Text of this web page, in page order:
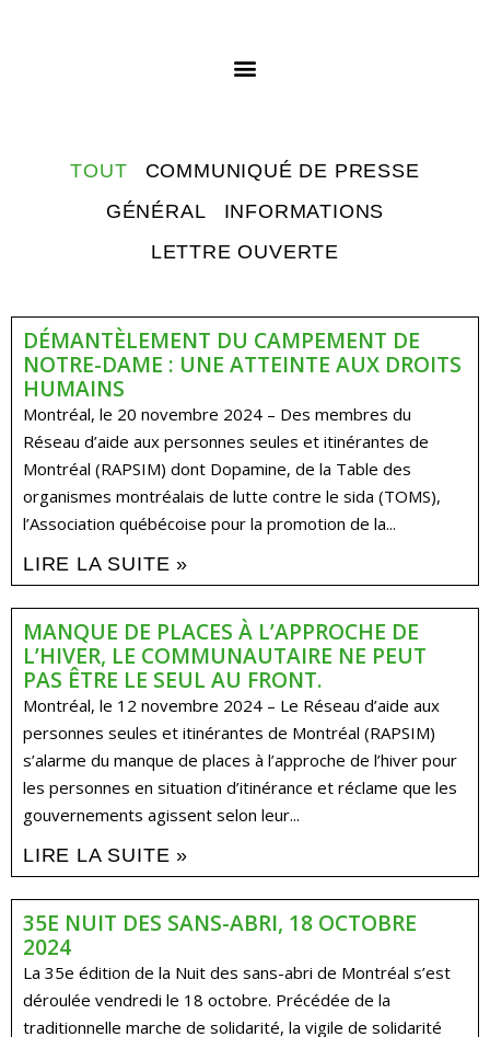
COMMUNIQUÉ DE PRESSE
GÉNÉRAL
INFORMATIONS
LETTRE OUVERTE
TOUT
DÉMANTÈLEMENT DU CAMPEMENT DE
NOTRE-DAME : UNE ATTEINTE AUX DROITS
HUMAINS
Montréal, le 20 novembre 2024 – Des membres du
Réseau d’aide aux personnes seules et itinérantes de
Montréal (RAPSIM) dont Dopamine, de la Table des
organismes montréalais de lutte contre le sida (TOMS),
l’Association québécoise pour la promotion de la...
LIRE LA SUITE »
MANQUE DE PLACES À L’APPROCHE DE
L’HIVER, LE COMMUNAUTAIRE NE PEUT
PAS ÊTRE LE SEUL AU FRONT.
Montréal, le 12 novembre 2024 – Le Réseau d’aide aux
personnes seules et itinérantes de Montréal (RAPSIM)
s’alarme du manque de places à l’approche de l’hiver pour
les personnes en situation d’itinérance et réclame que les
gouvernements agissent selon leur...
LIRE LA SUITE »
35E NUIT DES SANS-ABRI, 18 OCTOBRE
2024
La 35e édition de la Nuit des sans-abri de Montréal s’est
déroulée vendredi le 18 octobre. Précédée de la
traditionnelle marche de solidarité, la vigile de solidarité